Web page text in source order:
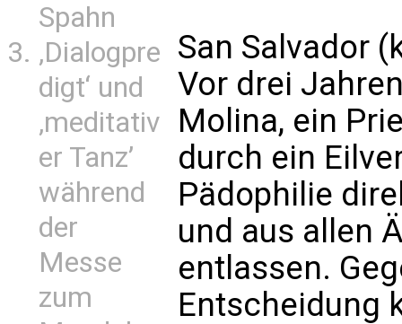
Spahn
‚Dialogpre
digt‘ und
‚meditativ
er Tanz’
während
der
Messe
zum
San Salvador
Vor drei
Molina, ein
durch ein
Pädophilie
und aus allen
entlassen.
Entscheidung